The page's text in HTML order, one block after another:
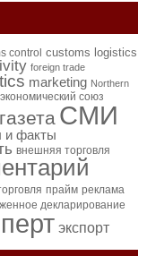
control customs logistics
foreign trade
marketing Northern
союз
СМИ
и факты
внешняя торговля
прайм реклама
декларирование
экспорт